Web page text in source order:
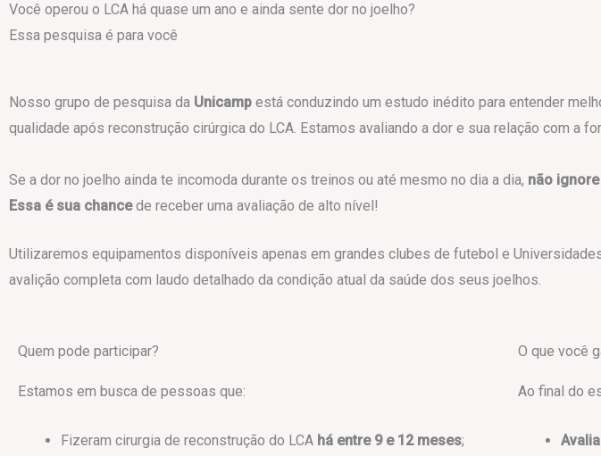
o
k
r
a
Você operou o LCA há quase um ano e ainda sente dor no joelho?
Essa pesquisa é para você
Nosso grupo de pesquisa da Unicamp está conduzindo um estudo inédito para entender
qualidade após reconstrução cirúrgica do LCA. Estamos avaliando a dor e sua relação com a
Se a dor no joelho ainda te incomoda durante os treinos ou até mesmo no dia a dia, não
Essa é sua chancede receber uma avaliação de alto nível!
Utilizaremos equipamentos disponíveis apenas em grandes clubes de futebol e
avalição completa com laudo detalhado da condição atual da saúde dos seus joelhos.
Quem pode participar?
Estamos em busca de pessoas que:
Fizeram cirurgia de reconstrução do LCA há entre 9 e 12 meses;
O que você
Ao final do